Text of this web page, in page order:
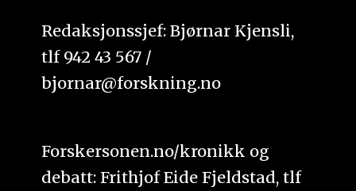
Redaksjonssjef: Bjørnar Kjensli,
tlf 942 43 567 /
bjornar@forskning.no
Forskersonen.no/kronikk og
debatt: Frithjof Eide Fjeldstad, tlf